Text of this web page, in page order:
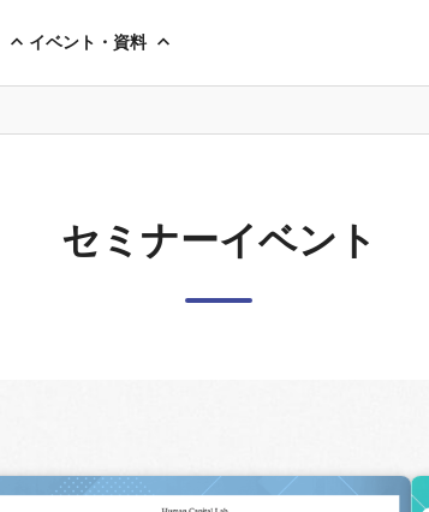
イベント・資料
セミナーイベント